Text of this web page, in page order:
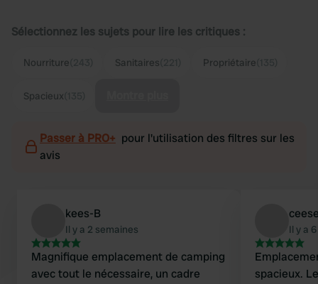
Sélectionnez les sujets pour lire les critiques :
Nourriture Sanitaires Propriétaire
Spacieux
Passer à PRO+ pour l'utilisation des filtres sur les
avis
kees-B
Il y a 2 semaines
Magnifique emplacement de camping
avec tout le nécessaire, un cadre
Il y a
spacieux.